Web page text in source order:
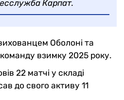
Карпат.
Оболоні та
взимку 2025 року.
22 матчі у складі
до свого активу 11